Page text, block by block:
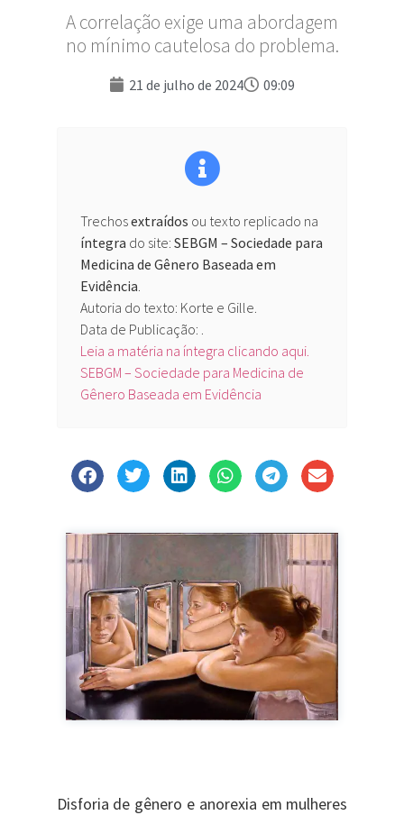
A correlação exige uma abordagem
no mínimo cautelosa do problema.
21 de julho de 2024 09:09
Trechosextraídos ou texto replicado na
íntegra do site: SEBGM – Sociedade para
Medicina de Gênero Baseada em
Evidência
Autoria do texto: Korte e Gille.
Data de Publicação: .
Leia a matéria na íntegra clicando aqui.
SEBGM – Sociedade para Medicina de
Gênero Baseada em Evidência
Disforia de gênero e anorexia em mulheres